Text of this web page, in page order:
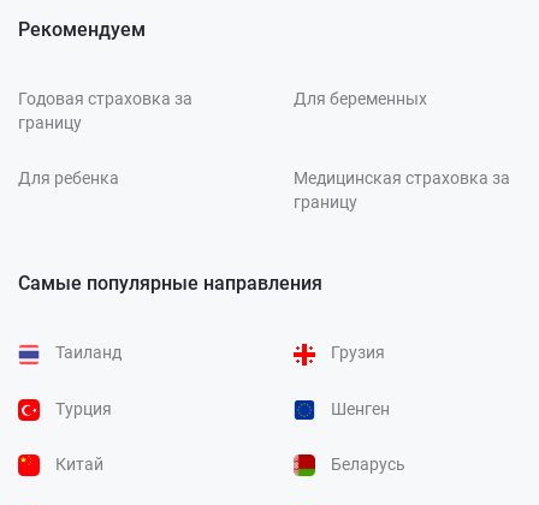
Рекомендуем
Годовая страховка за
границу
Для беременных
Для ребенка
Медицинская страховка за
границу
Самые популярные направления
Таиланд Грузия
Турция Шенген
Китай Беларусь